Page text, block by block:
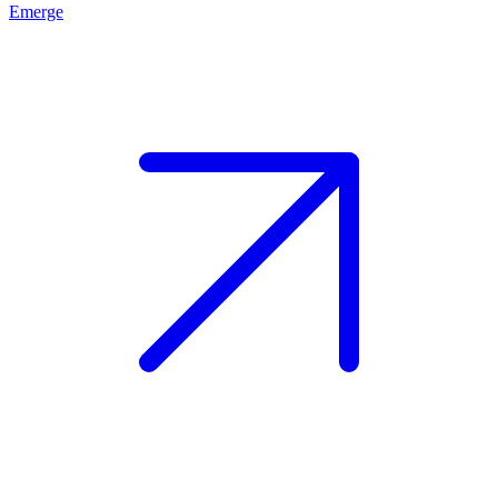
Emerge